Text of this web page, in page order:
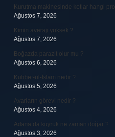
Kurutma makinesinde kotlar hangi
Ağustos 7, 2026
Kimin averajı yüksek ?
Ağustos 7, 2026
Boğazda parazit olur mu ?
Ağustos 6, 2026
Kubbet-ül-İslam nedir ?
Ağustos 5, 2026
Avarların görevi nedir ?
Ağustos 4, 2026
Adana’da kuyruk ne zaman doğar ?
Ağustos 3, 2026